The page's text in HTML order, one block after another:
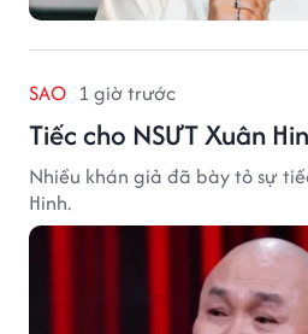
SAO 1 giờ trước
Tiếc cho NSƯT Xuân
Nhiều khán giả đã bày tỏ sự
Hinh.